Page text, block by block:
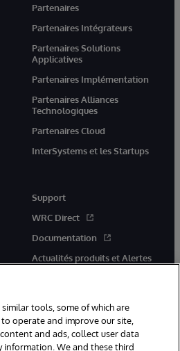
Partenaires
Partenaires Intégrateurs
Partenaires Solutions
Applicatives
Partenaires Implémentation
Partenaires Alliances
Technologiques
Partenaires Cloud
InterSystems et les Startups
Support
WRC Direct
Documentation
Actualités produits et Alertes
similar tools, some of which are
operate and improve our site,
and ads, collect user data
We and these third